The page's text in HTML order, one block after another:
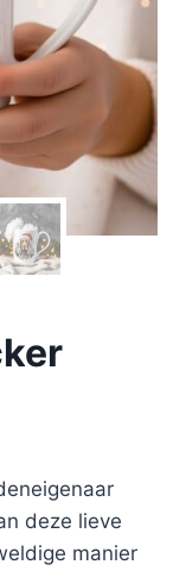
deze lieve
manier